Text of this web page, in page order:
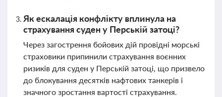
Як ескалація конфлікту вплинула на
страхування суден у Перській затоці?
Через загострення бойових дій провідні морські
страховики припинили страхування воєнних
ризиків для суден у Перській затоці, що призвело
до блокування десятків нафтових танкерів і
значного зростання вартості страхування.